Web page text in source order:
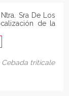
Sra De Los
de la
Cebada triticale